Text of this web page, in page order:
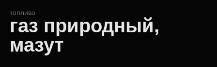
газ природный,
мазут
топливо